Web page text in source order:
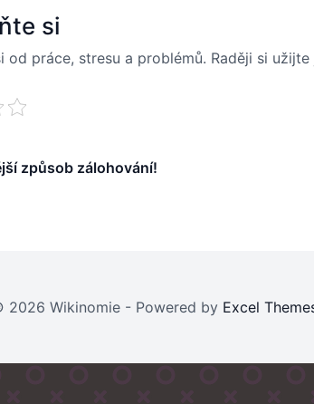
si
od práce, stresu a problémů. Raději si užijte
způsob zálohování!
2026 Wikinomie - Powered by Excel